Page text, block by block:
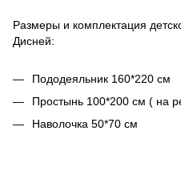
Размеры и комплектация
Дисней:
Пододеяльник 160*220 см
Простынь 100*200 см ( на
Наволочка 50*70 см